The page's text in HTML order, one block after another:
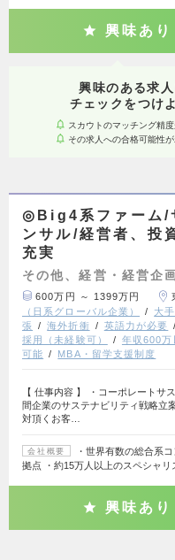
興味あり
興味のある求
チェックをつけ
スカウトのマッチング精
その求人への合格可能性
◎Big4系ファーム/
ンサル/経営者、投
充実
その他、経営・経営企
600万円 ～ 1399万円
（日系グローバル企業）
大
張
海外折衝 英語力が必要
採用（未経験可）
年収600万
可能
MBA・留学支援制度
【 仕事内容 】 ・コーポレートサ
間企業のサステナビリティ戦略立
対頂くお客…
会社概要
・世界有数の総合系
拠点 ・約15万人以上のスペシャリ
興味あり